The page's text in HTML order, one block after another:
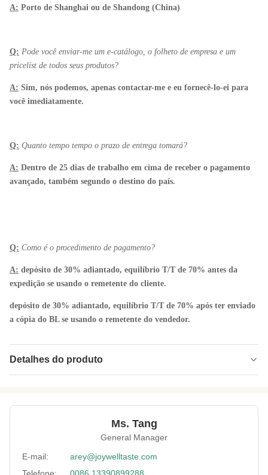
A: Porto de Shanghai ou de Shandong (China)
Q: Pode você enviar-me um e-catálogo, o folheto de empresa e um
pricelist de todos seus produtos?
A: Sim, nós podemos, apenas contactar-me e eu fornecê-lo-ei para
você imediatamente.
Q: Quanto tempo tempo o prazo de entrega tomará?
A: Dentro de 25 dias de trabalho em cima de receber o pagamento
avançado, também segundo o destino do país.
Q: Como é o procedimento de pagamento?
A: depósito de 30% adiantado, equilíbrio T/T de 70% antes da
expedição se usando o remetente do cliente.
depósito de 30% adiantado, equilíbrio T/T de 70% após ter enviado
a cópia do BL se usando o remetente do vendedor.
Detalhes do produto
frescas
Shelf Ife: 12 Meses
Ms. Tang
General Manager
E-mail:
arey@joywelltaste.com